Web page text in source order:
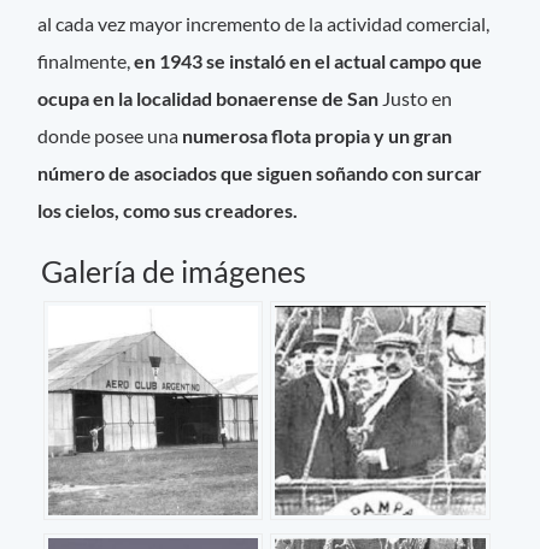
al cada vez mayor incremento de la actividad comercial,
finalmente,en 1943 se instaló en el actual campo que
ocupa en la localidad bonaerense de San Justo en
donde posee una numerosa flota propia y un gran
número de asociados que siguen soñando con surcar
los cielos, como sus creadores.
Galería de imágenes